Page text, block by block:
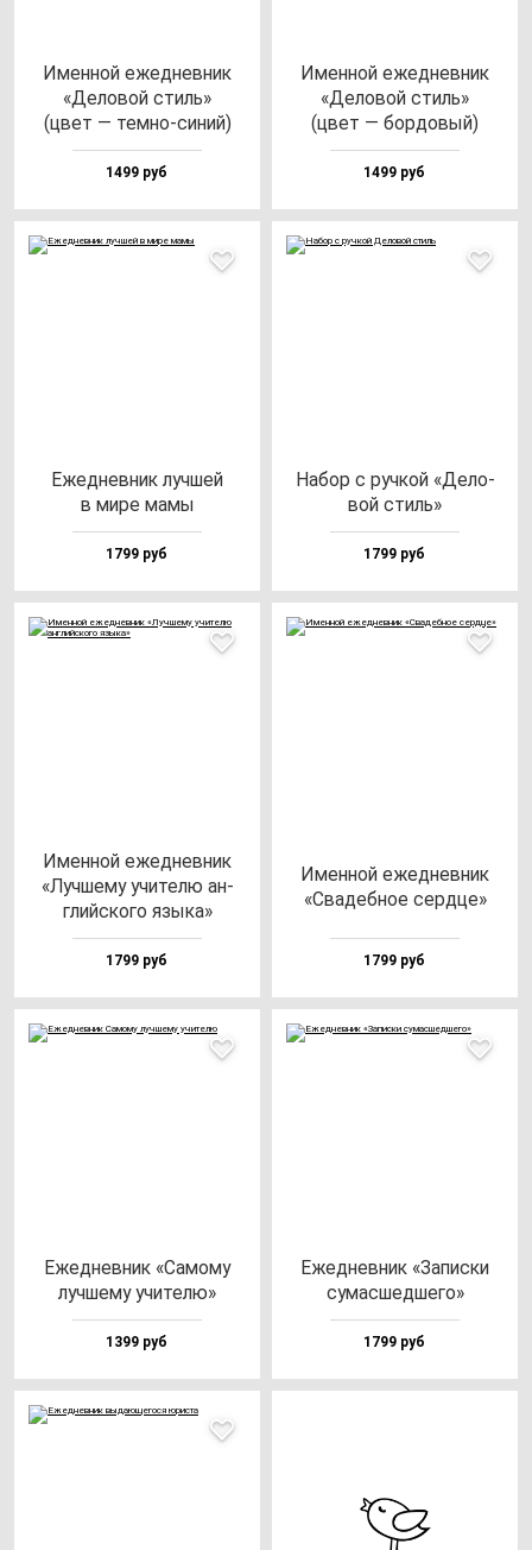
Имен­ной ежед­нев­ник
«Дело­вой стиль»
(цвет — тем­но-си­ний)
1499 руб
Имен­ной ежед­нев­ник
«Дело­вой стиль»
(цвет — бор­до­вый)
1499 руб
Ежед­нев­ник луч­шей
в ми­ре ма­мы
1799 руб
Набор с руч­кой «Дело­
вой стиль»
1799 руб
Имен­ной ежед­нев­ник
«Луч­ше­му учи­те­лю ан­
глий­ско­го язы­ка»
1799 руб
Имен­ной ежед­нев­ник
«Сва­деб­ное сер­дце»
1799 руб
Ежед­нев­ник «Само­му
луч­ше­му учи­те­лю»
1399 руб
Ежед­нев­ник «Запис­ки
су­мас­шед­ше­го»
1799 руб